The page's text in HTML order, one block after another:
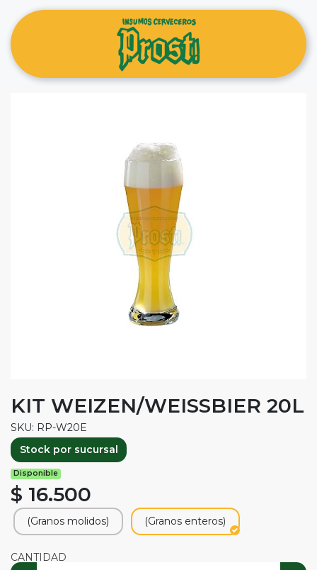
KIT WEIZEN/WEISSBIER 20L
SKU: RP-W20E
Stock por sucursal
Disponible
$ 16.500
(Granos molidos) (Granos enteros)
CANTIDAD